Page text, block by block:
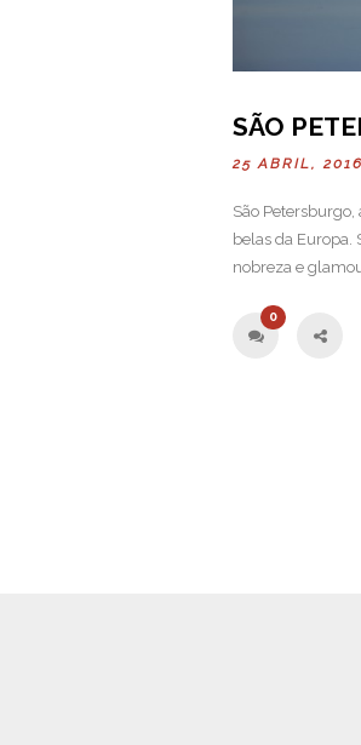
SÃO
25 ABRIL,
São
belas da Europa.
nobreza e
0